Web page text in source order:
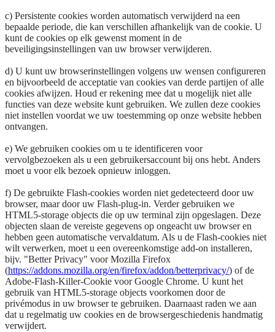
c) Persistente cookies worden automatisch verwijderd na een
bepaalde periode, die kan verschillen afhankelijk van de cookie. U
kunt de cookies op elk gewenst moment in de
beveiligingsinstellingen van uw browser verwijderen.
d) U kunt uw browserinstellingen volgens uw wensen configureren
en bijvoorbeeld de acceptatie van cookies van derde partijen of alle
cookies afwijzen. Houd er rekening mee dat u mogelijk niet alle
functies van deze website kunt gebruiken. We zullen deze cookies
niet instellen voordat we uw toestemming op onze website hebben
ontvangen.
e) We gebruiken cookies om u te identificeren voor
vervolgbezoeken als u een gebruikersaccount bij ons hebt. Anders
moet u voor elk bezoek opnieuw inloggen.
f) De gebruikte Flash-cookies worden niet gedetecteerd door uw
browser, maar door uw Flash-plug-in. Verder gebruiken we
HTML5-storage objects die op uw terminal zijn opgeslagen. Deze
objecten slaan de vereiste gegevens op ongeacht uw browser en
hebben geen automatische vervaldatum. Als u de Flash-cookies niet
wilt verwerken, moet u een overeenkomstige add-on installeren,
bijv. "Better Privacy" voor Mozilla Firefox
(https://addons.mozilla.org/en/firefox/addon/betterprivacy/) of de
Adobe-Flash-Killer-Cookie voor Google Chrome. U kunt het
gebruik van HTML5-storage objects voorkomen door de
privémodus in uw browser te gebruiken. Daarnaast raden we aan
dat u regelmatig uw cookies en de browsergeschiedenis handmatig
verwijdert.